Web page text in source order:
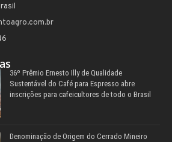
36º Prêmio Ernesto Illy de Qualidade
Sustentável do Café para Espresso abre
inscrições para cafeicultores de todo o Brasil
Denominação de Origem do Cerrado Mineiro